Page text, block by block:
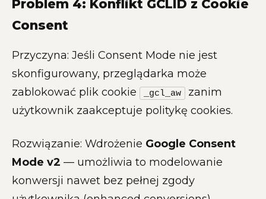
Problem 4: Konflikt GCLID z Cookie
Consent
Przyczyna: Jeśli Consent Mode nie jest
skonfigurowany, przeglądarka może
zablokować plik cookie
_gcl_aw
zanim
użytkownik zaakceptuje politykę cookies.
Rozwiązanie: Wdrożenie Google Consent
Mode v2 — umożliwia to modelowanie
konwersji nawet bez pełnej zgody